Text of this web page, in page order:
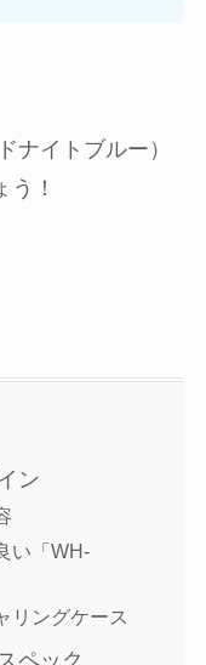
ナイトブルー）
！
ン
い「WH-
リングケース
ペック